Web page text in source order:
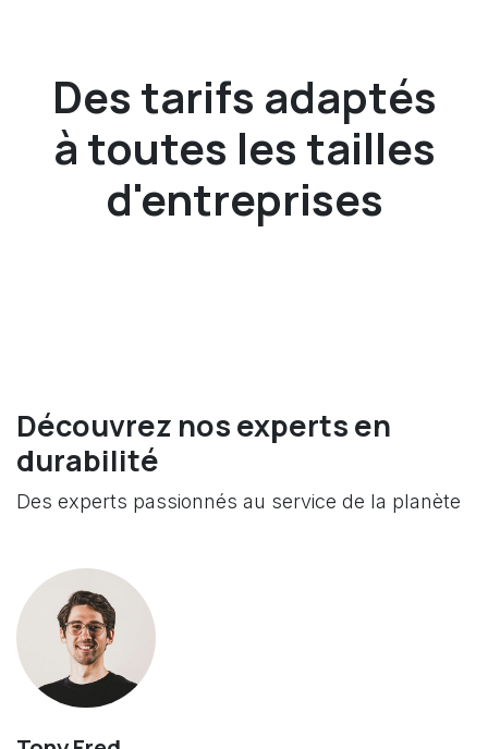
Des tarifs adaptés
à toutes les tailles
d'entreprises
Découvrez nos experts en
durabilité
Des experts passionnés au service de la planète